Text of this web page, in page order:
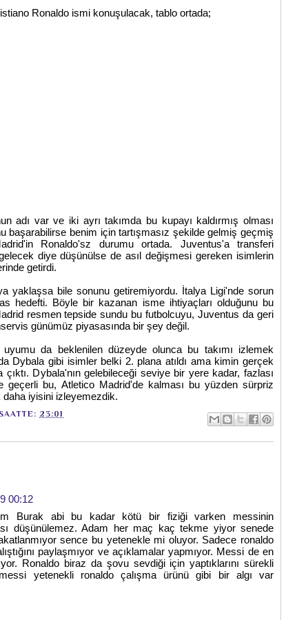
Ronaldo ismi konuşulacak, tablo ortada;
adı var ve iki ayrı takımda bu kupayı kaldırmış olması
başarabilirse benim için tartışmasız şekilde gelmiş geçmiş
Ronaldo'sz durumu ortada. Juventus'a transferi
diye düşünülse de asıl değişmesi gereken isimlerin
getirdi.
yaklaşsa bile sonunu getiremiyordu. İtalya Ligi'nde sorun
hedefti. Böyle bir kazanan isme ihtiyaçları olduğunu bu
resmen tepside sundu bu futbolcuyu, Juventus da geri
günümüz piyasasında bir şey değil.
da beklenilen düzeyde olunca bu takımı izlemek
Dybala gibi isimler belki 2. plana atıldı ama kimin gerçek
çıktı. Dybala'nın gelebileceği seviye bir yere kadar, fazlası
geçerli bu, Atletico Madrid'de kalması bu yüzden sürpriz
daha iyisini izleyemezdik.
23:01
00:12
Burak abi bu kadar kötü bir fiziği varken messinin
düşünülemez. Adam her maç kaç tekme yiyor senede
sence bu yetenekle mi oluyor. Sadece ronaldo
paylaşmıyor ve açıklamalar yapmıyor. Messi de en
Ronaldo biraz da şovu sevdiği için yaptıklarını sürekli
yetenekli ronaldo çalışma ürünü gibi bir algı var